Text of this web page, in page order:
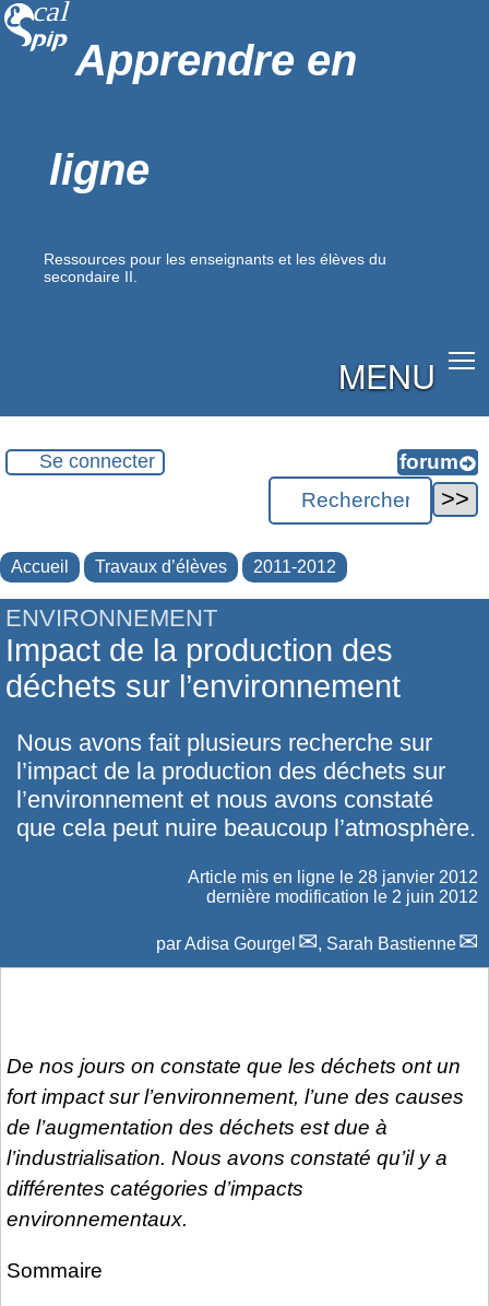
Apprendre en
ligne
Ressources pour les enseignants et les élèves du
secondaire II.
MENU
Se connecter
Accueil Travaux d’élèves 2011-2012
ENVIRONNEMENT
Impact de la production des
déchets sur l’environnement
Nous avons fait plusieurs recherche sur
l’impact de la production des déchets sur
l’environnement et nous avons constaté
que cela peut nuire beaucoup l’atmosphère.
Article mis en ligne le 28 janvier 2012
dernière modification le 2 juin 2012
parAdisa Gourgel , Sarah Bastienne
De nos jours on constate que les déchets ont un
fort impact sur l’environnement, l’une des causes
de l’augmentation des déchets est due à
l’industrialisation. Nous avons constaté qu’il y a
différentes catégories d’impacts
environnementaux.
Sommaire